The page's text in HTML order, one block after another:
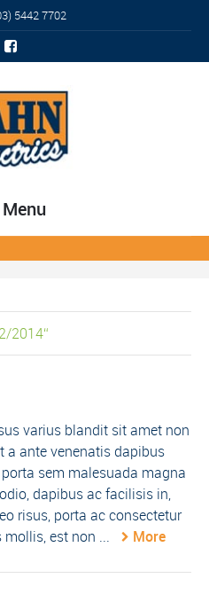
5442 7702
Menu
2014
varius blandit sit amet non
a ante venenatis dapibus
sem malesuada magna
dapibus ac facilisis in,
risus, porta ac consectetur
est non ...
More